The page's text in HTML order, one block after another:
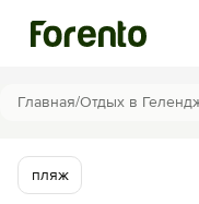
Войти
Избранное
Главная/Отдых в
пляж